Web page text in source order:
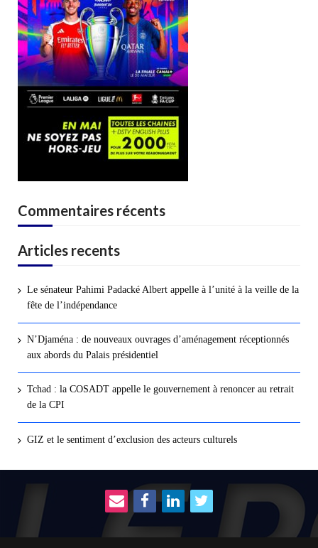
Commentaires récents
Articles recents
Le sénateur Pahimi Padacké Albert appelle à l’unité à la veille de la
fête de l’indépendance
N’Djaména : de nouveaux ouvrages d’aménagement réceptionnés
aux abords du Palais présidentiel
Tchad : la COSADT appelle le gouvernement à renoncer au retrait
de la CPI
GIZ et le sentiment d’exclusion des acteurs culturels